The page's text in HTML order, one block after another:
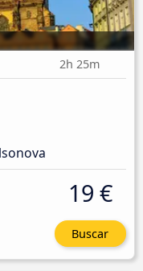
2h 25m
19 €
Buscar